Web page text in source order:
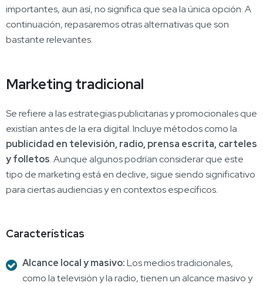
importantes, aun así, no significa que sea la única opción. A
continuación, repasaremos otras alternativas que son
bastante relevantes.
Marketing tradicional
Se refiere a las estrategias publicitarias y promocionales que
existían antes de la era digital. Incluye métodos como la
publicidad en televisión, radio, prensa escrita, carteles
y folletos. Aunque algunos podrían considerar que este
tipo de marketing está en declive, sigue siendo significativo
para ciertas audiencias y en contextos específicos.
Características
Alcance local y masivo:Los medios tradicionales,
como la televisión y la radio, tienen un alcance masivo y